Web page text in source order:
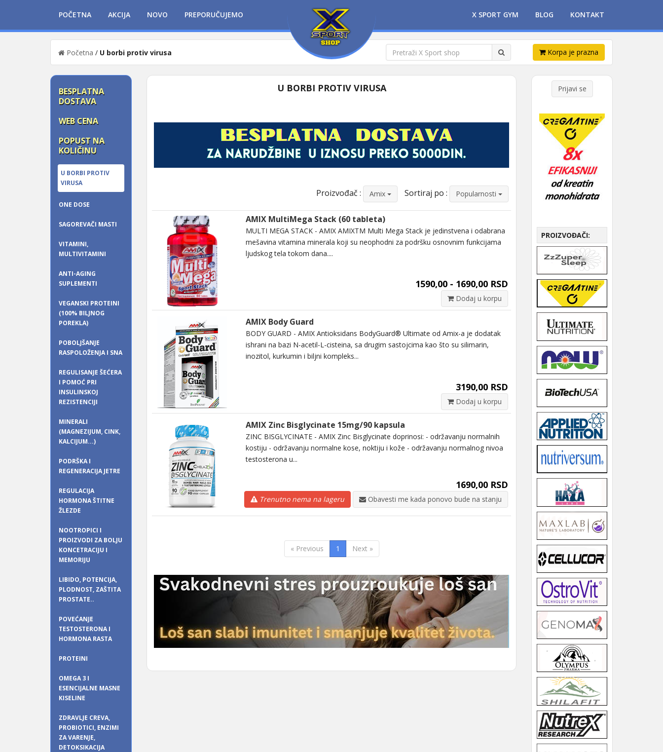
POČETNA AKCIJA NOVO PREPORUČUJEMO X SPORT GYM BLOG KONTAKT
Početna / U borbi protiv virusa Korpa je prazna
BESPLATNA
DOSTAVA
WEB CENA
POPUST NA
KOLIČINU
U BORBI PROTIV
VIRUSA
ONE DOSE
SAGOREVAČI MASTI
VITAMINI,
MULTIVITAMINI
ANTI-AGING
SUPLEMENTI
VEGANSKI PROTEINI
(100% BILJNOG
POREKLA)
POBOLJŠANJE
RASPOLOŽENJA I SNA
REGULISANJE ŠEĆERA
I POMOĆ PRI
INSULINSKOJ
REZISTENCIJI
MINERALI
(MAGNEZIJUM, CINK,
KALCIJUM...)
PODRŠKA I
REGENERACIJA JETRE
REGULACIJA
HORMONA ŠTITNE
ŽLEZDE
NOOTROPICI I
PROIZVODI ZA BOLJU
KONCETRACIJU I
MEMORIJU
LIBIDO, POTENCIJA,
PLODNOST, ZAŠTITA
PROSTATE..
POVEĆANJE
TESTOSTERONA I
HORMONA RASTA
PROTEINI
OMEGA 3 I
ESENCIJALNE MASNE
KISELINE
ZDRAVLJE CREVA,
PROBIOTICI, ENZIMI
ZA VARENJE,
DETOKSIKACIJA
U BORBI PROTIV VIRUSA
Proizvođač : Amix Sortiraj po : Popularnosti
AMIX MultiMega Stack (60 tableta)
MULTI MEGA STACK - AMIX AMIXTM Multi Mega Stack je jedinstvena i odabrana
mešavina vitamina minerala koji su neophodni za podršku osnovnim funkcijama
ljudskog tela tokom dana....
1590,00 - 1690,00 RSD
Dodaj u korpu
AMIX Body Guard
BODY GUARD - AMIX Antioksidans BodyGuard® Ultimate od Amix-a je dodatak
ishrani na bazi N-acetil-L-cisteina, sa drugim sastojcima kao što su silimarin,
inozitol, kurkumin i biljni kompleks...
3190,00 RSD
Dodaj u korpu
AMIX Zinc Bisglycinate 15mg/90 kapsula
ZINC BISGLYCINATE - AMIX Zinc Bisglycinate doprinosi: - održavanju normalnih
kostiju - održavanju normalne kose, noktiju i kože - održavanju normalnog nivoa
testosterona u...
1690,00 RSD
Trenutno nema na lageru Obavesti me kada ponovo bude na stanju
« Previous 1 Next »
Prijavi se
PROIZVOĐAČI: